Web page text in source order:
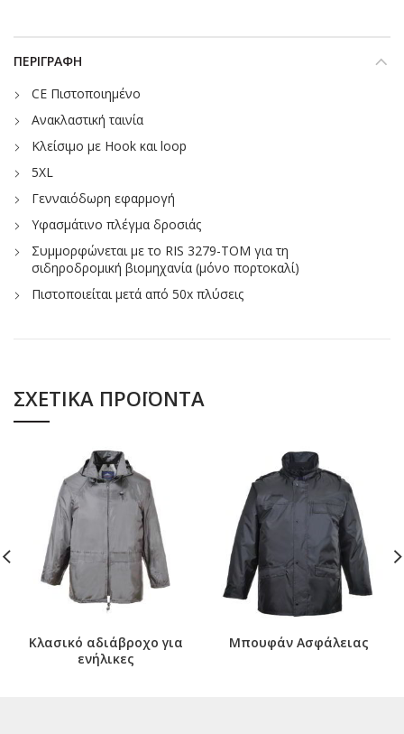
ΠΕΡΙΓΡΑΦΉ
CE Πιστοποιημένο
Ανακλαστική ταινία
Κλείσιμο με Hook και loop
5XL
Γενναιόδωρη εφαρμογή
Υφασμάτινο πλέγμα δροσιάς
Συμμορφώνεται με το RIS 3279-TOM για τη
σιδηροδρομική βιομηχανία (μόνο πορτοκαλί)
Πιστοποιείται μετά από 50x πλύσεις
ΣΧΕΤΙΚΆ ΠΡΟΪΌΝΤΑ
Kλασικό αδιάβροχο για
ενήλικες
Μπουφάν Ασφάλειας